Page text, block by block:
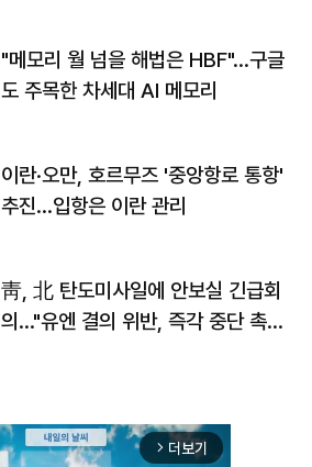
"메모리 월 넘을 해법은 HBF"…구글
도 주목한 차세대 AI 메모리
이란·오만, 호르무즈 '중앙항로 통항'
추진…입항은 이란 관리
靑, 北 탄도미사일에 안보실 긴급회
의…"유엔 결의 위반, 즉각 중단 촉
arrow_forward_ios 더보기